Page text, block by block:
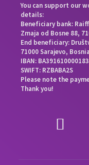
You can support our
details:
Beneficiary bank:
Zmaja od Bosne 88,
End beneficiary:
71000 Sarajevo,
IBAN:
SWIFT: RZBABA2S
Please note the
Thank you!